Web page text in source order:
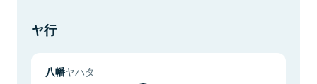
ヤ行
八幡ヤハタ